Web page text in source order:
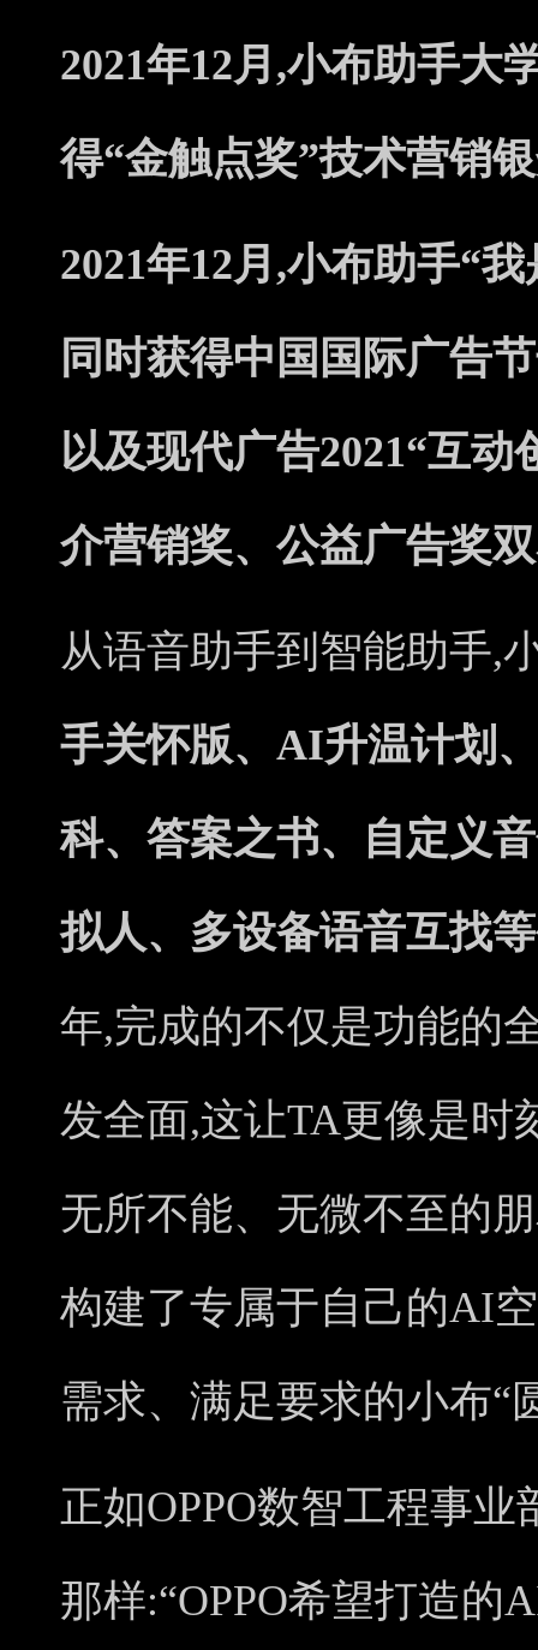
2021年12月,小布助手大
得“金触点奖”技术营销
2021年12月,小布助手“
同时获得中国国际广告
以及现代广告2021“互
介营销奖、公益广告奖
从语音助手到智能助手,
手关怀版、AI升温计划
科、答案之书、自定义
拟人、多设备语音互找
年,完成的不仅是功能的
发全面,这让TA更像是时
无所不能、无微不至的
构建了专属于自己的AI
需求、满足要求的小布“
正如OPPO数智工程事
那样:“OPPO希望打造的